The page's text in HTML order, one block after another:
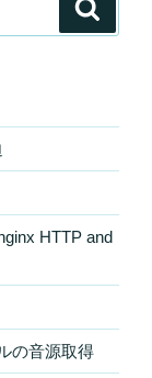
HTTP and
の音源取得